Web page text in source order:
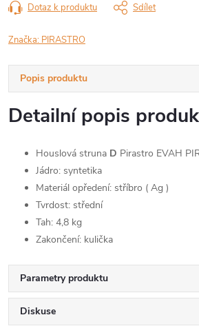
Dotaz k produktu Sdílet
Značka: PIRASTRO
Popis produktu
Detailní popis
Houslová struna D Pirastro EVAH
Jádro: syntetika
Materiál opředení: stříbro ( Ag )
Tvrdost: střední
Tah: 4,8 kg
Zakončení: kulička
Parametry produktu
Diskuse